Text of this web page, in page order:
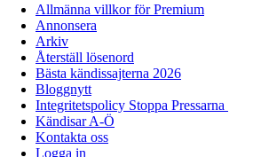
Allmänna villkor för Premium
Annonsera
Arkiv
Återställ lösenord
Bästa kändissajterna 2026
Bloggnytt
Integritetspolicy Stoppa Pressarna
Kändisar A-Ö
Kontakta oss
Logga in